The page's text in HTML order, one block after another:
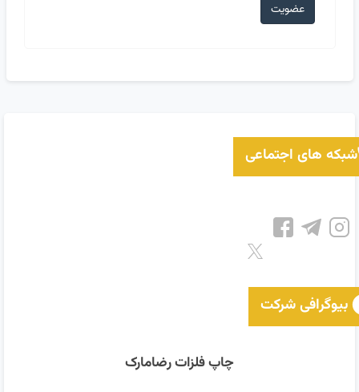
عضویت
شبکه های اجتماعی
بیوگرافی شرکت
چاپ فلزات رضامارک